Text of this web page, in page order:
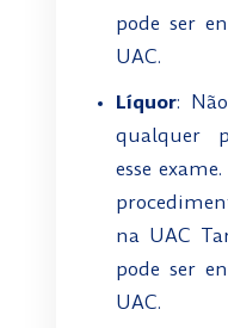
pode ser
UAC.
Líquor:
qualquer
esse
na UAC
pode ser
UAC.